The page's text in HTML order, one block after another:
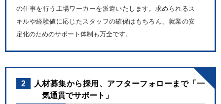
の仕事を行う工場ワーカーを派遣いたします。求められるス
キルや経験値に応じたスタッフの確保はもちろん、就業の安
定化のためのサポート体制も万全です。
2
人材募集から採用、アフターフォローまで「一
気通貫でサポート」